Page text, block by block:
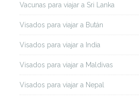
Vacunas para viajar a Sri Lanka
Visados para viajar a Bután
Visados para viajar a India
Visados para viajar a Maldivas
Visados para viajar a Nepal